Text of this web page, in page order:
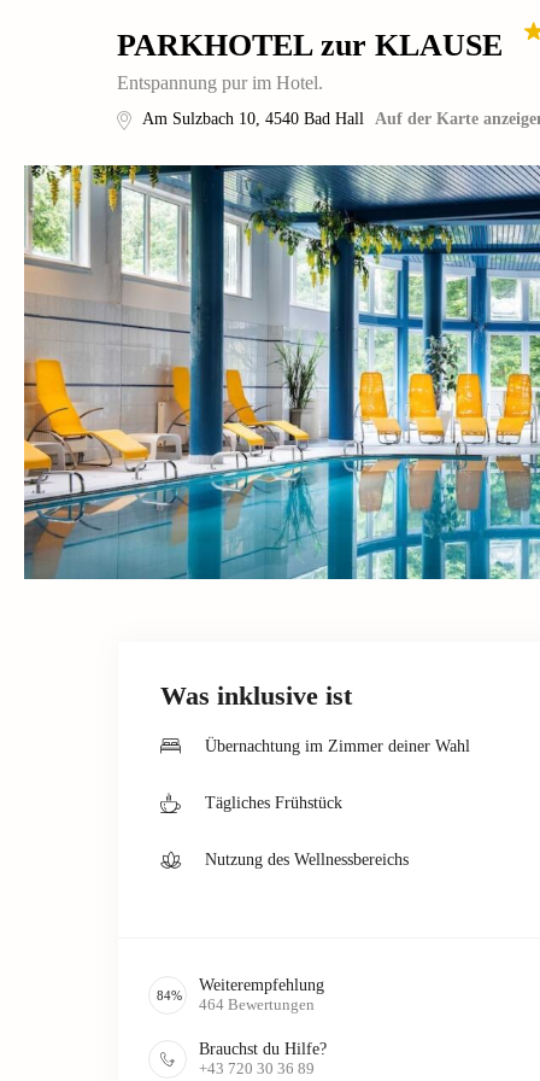
PARKHOTEL zur KLAUSE
Entspannung pur im Hotel.
Am Sulzbach 10, 4540 Bad Hall Auf der Karte
Was inklusive ist
Übernachtung im Zimmer deiner Wahl
Tägliches Frühstück
Nutzung des Wellnessbereichs
84%
Weiterempfehlung
464 Bewertungen
Brauchst du Hilfe?
+43 720 30 36 89